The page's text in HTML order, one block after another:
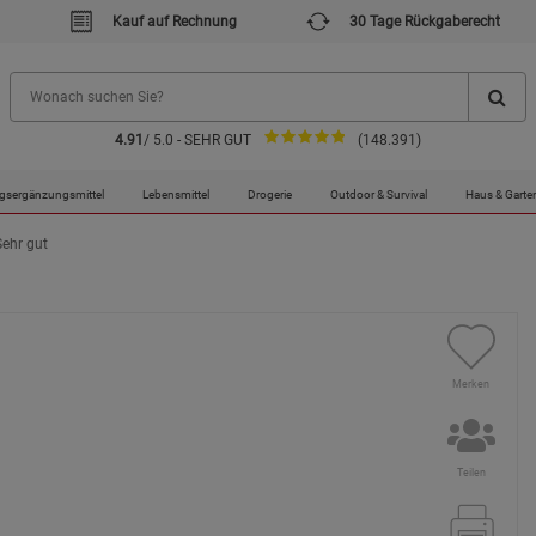
Kauf auf Rechnung 30 Tage Rückgaberecht
4.91 / 5.0 - SEHR GUT (148.391)
Lebensmittel Drogerie Outdoor & Survival Haus &
gut
Merken
Teilen